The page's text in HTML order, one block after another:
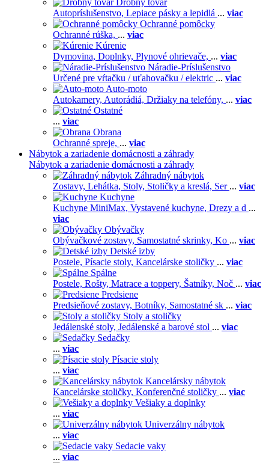
Drobný tovar
Autopríslušenstvo, Lepiace pásky a lepidlá ... viac
Ochranné pomôcky
Ochranné rúška, ... viac
Kúrenie
Dymovina, Doplnky, Plynové ohrievače, ... viac
Náradie-Príslušenstvo
Určené pre vŕtačku / uťahovačku / elektric ... viac
Auto-moto
Autokamery, Autorádiá, Držiaky na telefóny, ... viac
Ostatné
... viac
Obrana
Ochranné spreje, ... viac
Nábytok a zariadenie domácnosti a záhrady
Nábytok a zariadenie domácnosti a záhrady
Záhradný nábytok
Zostavy, Lehátka, Stoly, Stoličky a kreslá, Ser ... viac
Kuchyne
Kuchyne MiniMax, Vystavené kuchyne, Drezy a d ...
viac
Obývačky
Obývačkové zostavy, Samostatné skrinky, Ko ... viac
Detské izby
Postele, Písacie stoly, Kancelárske stoličky ... viac
Spálne
Postele, Rošty, Matrace a toppery, Šatníky, Noč ... viac
Predsiene
Predsieňové zostavy, Botníky, Samostatné sk ... viac
Stoly a stoličky
Jedálenské stoly, Jedálenské a barové stol ... viac
Sedačky
... viac
Písacie stoly
... viac
Kancelársky nábytok
Kancelárske stoličky, Konferenčné stoličky ... viac
Vešiaky a doplnky
... viac
Univerzálny nábytok
... viac
Sedacie vaky
... viac